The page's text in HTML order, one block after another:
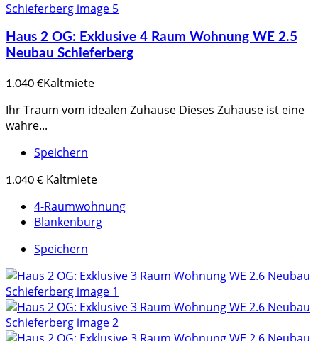
Haus 2 OG: Exklusive 4 Raum Wohnung WE 2.5
Neubau Schieferberg
1.040 €Kaltmiete
Ihr Traum vom idealen Zuhause Dieses Zuhause ist eine
wahre...
Speichern
1.040 € Kaltmiete
4-Raumwohnung
Blankenburg
Speichern